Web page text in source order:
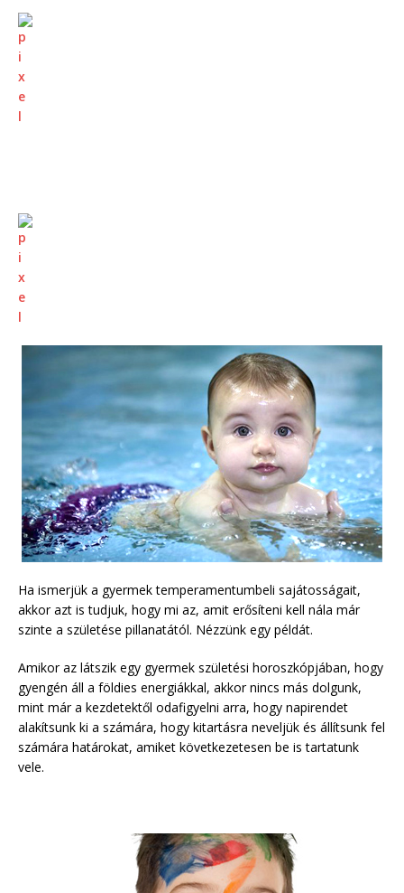
Ha ismerjük a gyermek temperamentumbeli sajátosságait,
akkor azt is tudjuk, hogy mi az, amit erősíteni kell nála már
szinte a születése pillanatától. Nézzünk egy példát.
Amikor az látszik egy gyermek születési horoszkópjában, hogy
gyengén áll a földies energiákkal, akkor nincs más dolgunk,
mint már a kezdetektől odafigyelni arra, hogy napirendet
alakítsunk ki a számára, hogy kitartásra neveljük és állítsunk fel
számára határokat, amiket következetesen be is tartatunk
vele.